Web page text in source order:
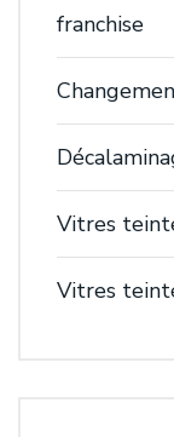
franchise
Vitres
Vitres